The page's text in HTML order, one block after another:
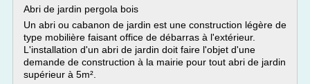
Abri de jardin pergola bois
Un abri ou cabanon de jardin est une construction légère de
type mobilière faisant office de débarras à l'extérieur.
L'installation d'un abri de jardin doit faire l'objet d'une
demande de construction à la mairie pour tout abri de jardin
supérieur à 5m².